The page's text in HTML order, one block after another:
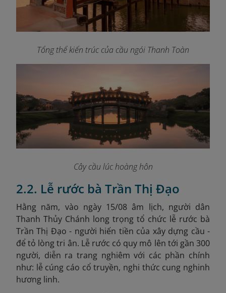
Tổng thể kiến trúc của cầu ngói Thanh Toàn
Cây cầu lúc hoàng hôn
2.2. Lễ rước bà Trần Thị Đạo
Hằng năm, vào ngày 15/08 âm lịch, người dân
Thanh Thủy Chánh long trọng tổ chức lễ rước bà
Trần Thị Đạo - người hiến tiền của xây dựng cầu -
để tỏ lòng tri ân. Lễ rước có quy mô lên tới gần 300
người, diễn ra trang nghiêm với các phần chính
như: lễ cúng cáo cổ truyền, nghi thức cung nghinh
hương linh.